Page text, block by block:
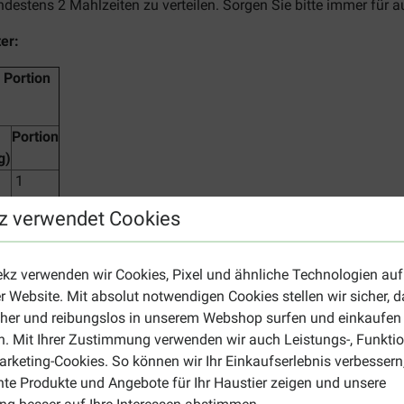
verwendet Cookies
verwenden wir Cookies, Pixel und ähnliche Technologien auf
Website. Mit absolut notwendigen Cookies stellen wir sicher,
und reibungslos in unserem Webshop surfen und einkaufen
Mit Ihrer Zustimmung verwenden wir auch Leistungs-,
Cookies. So können wir Ihr Einkaufserlebnis
Produkte und Angebote für Ihr Haustier zeigen und unsere
2 Mahlzeiten zu verteilen. Sorgen Sie bitte immer für
Portion
1
1
1
auf. Die Haltbarkeit ist auf der Verpackung